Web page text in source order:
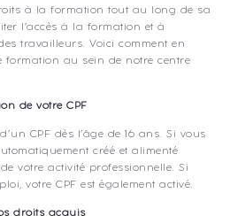
à la formation tout au long de sa
l’accès à la formation et à
travailleurs. Voici comment en
au sein de notre centre
de votre CPF
CPF dès l’âge de 16 ans. Si vous
créé et alimenté
votre activité professionnelle. Si
votre CPF est également activé.
droits acquis